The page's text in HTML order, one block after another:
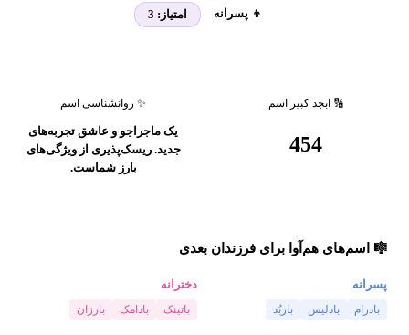
👦 پسرانه امتیاز: 3
🔢 ابجد کبیر اسم
454
✨ روانشناسی اسم
یک ماجراجو و عاشق تجربه‌های
جدید. ریسک‌پذیری از ویژگی‌های
بارز شماست.
🎼 اسم‌های هم‌آوا برای فرزندان بعدی
پسرانه
بادرام بادلیس باربُد
دخترانه
باتینک بادامک بارزان